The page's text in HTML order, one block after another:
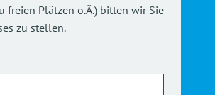
freien Plätzen o.Ä.) bitten wir Sie
zu stellen.